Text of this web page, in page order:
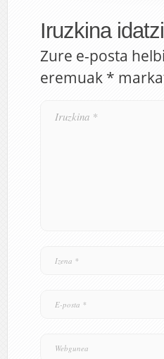
Iruzkina idatzi
Zure e-posta
eremuak *